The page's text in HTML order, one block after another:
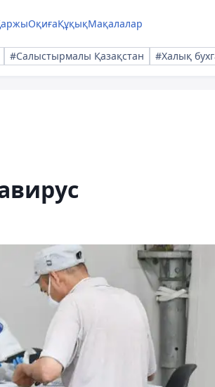
ОқиғаҚұқықМақалалар
#Салыстырмалы Қазақстан #Халық